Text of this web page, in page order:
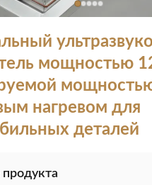
мощностью
нагревом для
деталей